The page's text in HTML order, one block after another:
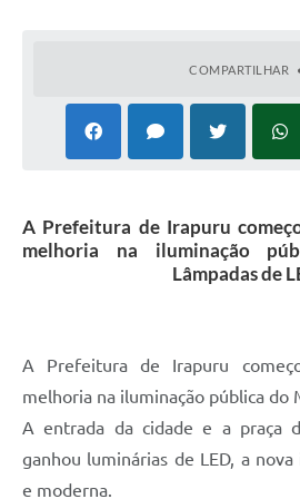
Serviços Online
Enquete
SIC
Diário Oficial
Contato
COMPARTILHAR
A Prefeitura de Irapuru
melhoria na iluminação
Lâmpadas de
A Prefeitura de Irapuru
melhoria na iluminação pública do
A entrada da cidade e a praça
ganhou luminárias de LED, a
e moderna.